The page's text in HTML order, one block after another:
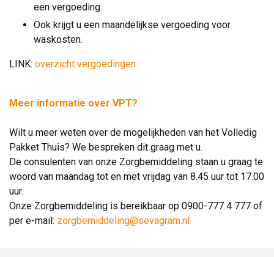
een vergoeding.
Ook krijgt u een maandelijkse vergoeding voor
waskosten.
LINK: overzicht vergoedingen
Meer informatie over VPT?
Wilt u meer weten over de mogelijkheden van het Volledig
Pakket Thuis? We bespreken dit graag met u.
De consulenten van onze Zorgbemiddeling staan u graag te
woord van maandag tot en met vrijdag van 8.45 uur tot 17.00
uur.
Onze Zorgbemiddeling is bereikbaar op 0900-777 4 777 of
per e-mail: zorgbemiddeling@sevagram.nl